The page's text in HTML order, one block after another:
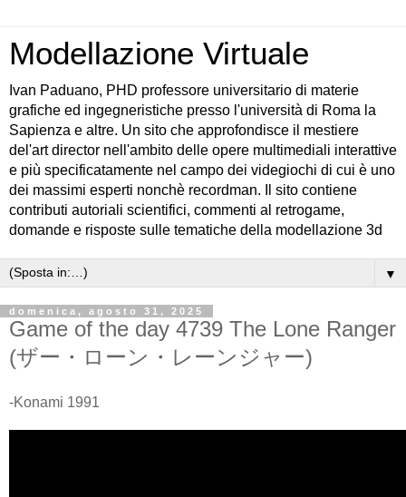
Modellazione Virtuale
Ivan Paduano, PHD professore universitario di materie
grafiche ed ingegneristiche presso l'università di Roma la
Sapienza e altre. Un sito che approfondisce il mestiere
del'art director nell'ambito delle opere multimediali interattive
e più specificatamente nel campo dei videgiochi di cui è uno
dei massimi esperti nonchè recordman. Il sito contiene
contributi autoriali scientifici, commenti al retrogame,
domande e risposte sulle tematiche della modellazione 3d
▼
domenica, agosto 31, 2025
Game of the day 4739 The Lone Ranger
(ザー・ローン・レーンジャー)
-Konami 1991